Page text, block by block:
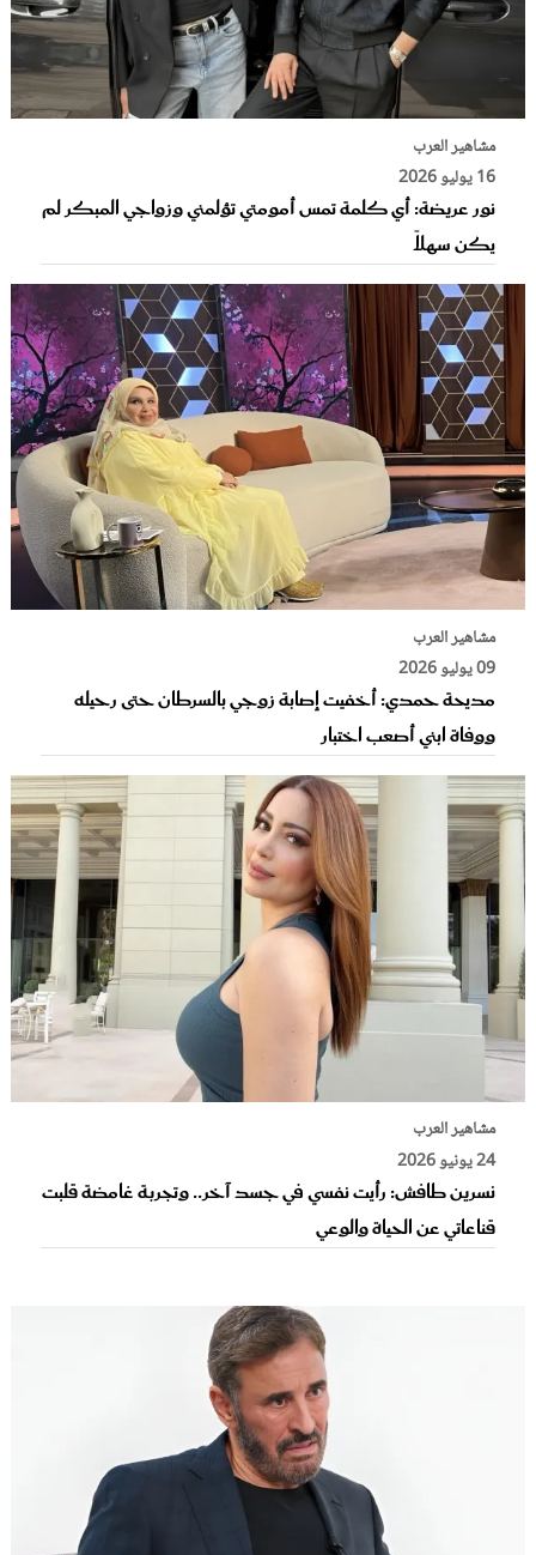
مشاهير العرب
16 يوليو 2026
نور عريضة: أي كلمة تمس أمومتي تؤلمني وزواجي المبكر لم
يكن سهلاً
مشاهير العرب
09 يوليو 2026
مديحة حمدي: أخفيت إصابة زوجي بالسرطان حتى رحيله
ووفاة ابني أصعب اختبار
مشاهير العرب
24 يونيو 2026
نسرين طافش: رأيت نفسي في جسد آخر.. وتجربة غامضة قلبت
قناعاتي عن الحياة والوعي